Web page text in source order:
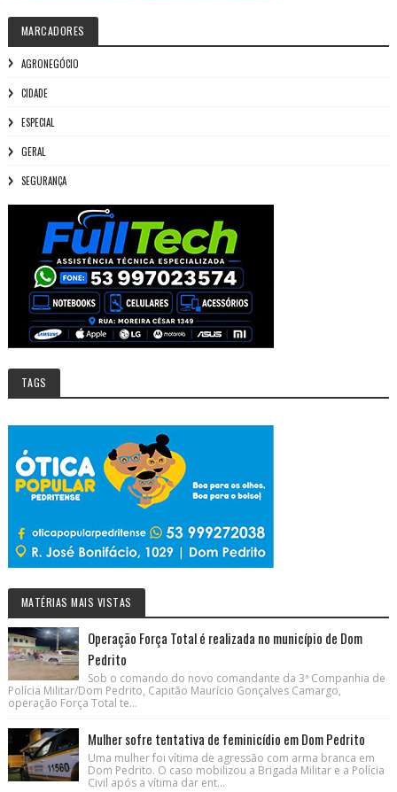
MARCADORES
AGRONEGÓCIO
CIDADE
ESPECIAL
GERAL
SEGURANÇA
TAGS
MATÉRIAS MAIS VISTAS
Operação Força Total é realizada no município de Dom
Pedrito
Sob o comando do novo comandante da 3ª Companhia de
Polícia Militar/Dom Pedrito, Capitão Maurício Gonçalves Camargo,
operação Força Total te...
Mulher sofre tentativa de feminicídio em Dom Pedrito
Uma mulher foi vítima de agressão com arma branca em
Dom Pedrito. O caso mobilizou a Brigada Militar e a Polícia
Civil após a vítima dar ent...